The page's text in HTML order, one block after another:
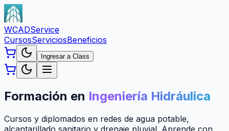
WCADService
CursosServiciosBeneficios
Ingresar a Class
Formación en Ingeniería Hidráulica
Cursos y diplomados en redes de agua potable,
alcantarillado sanitario y drenaje pluvial. Aprende con